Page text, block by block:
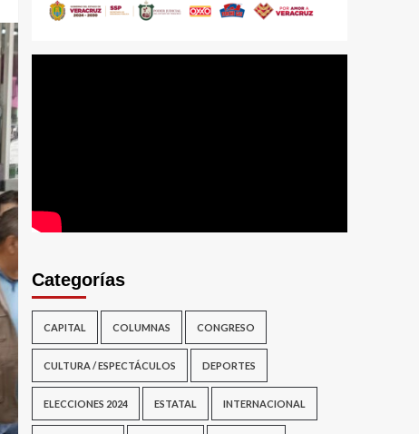
Categorías
CAPITAL COLUMNAS CONGRESO
CULTURA / ESPECTÁCULOS DEPORTES
ELECCIONES 2024 ESTATAL INTERNACIONAL